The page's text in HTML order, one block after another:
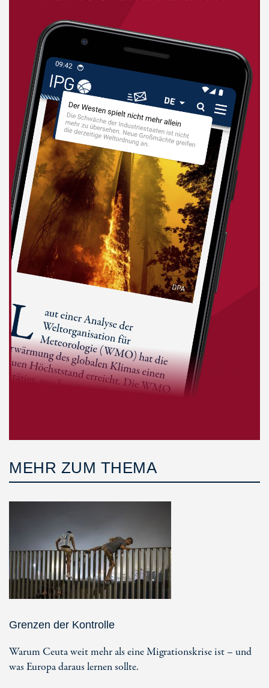
MEHR ZUM THEMA
Grenzen der Kontrolle
Warum Ceuta weit mehr als eine Migrationskrise ist – und
was Europa daraus lernen sollte.